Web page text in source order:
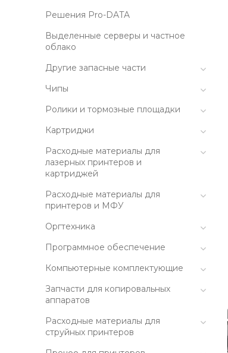
Решения Pro-DATA
Выделенные серверы и частное
облако
Другие запасные части
Чипы
Ролики и тормозные площадки
Картриджи
Расходные материалы для
лазерных принтеров и
картриджей
Расходные материалы для
принтеров и МФУ
Оргтехника
Программное обеспечение
Компьютерные комплектующие
Запчасти для копировальных
аппаратов
Расходные материалы для
струйных принтеров